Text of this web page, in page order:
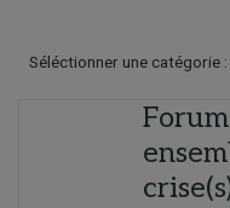
Séléctionner une catégorie :